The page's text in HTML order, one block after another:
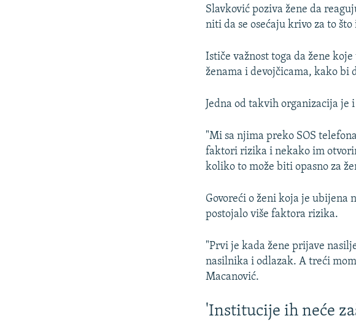
Slavković poziva žene da
niti da se osećaju krivo za to što
Ističe važnost toga da žene
ženama i devojčicama, kako
Jedna od takvih organizacija je
"Mi sa njima preko SOS
faktori rizika i nekako im
koliko to može biti opasno za
Govoreći o ženi koja je ubijena
postojalo više faktora rizika.
"Prvi je kada žene prijave
nasilnika i odlazak. A treći
Macanović.
'Institucije ih neće